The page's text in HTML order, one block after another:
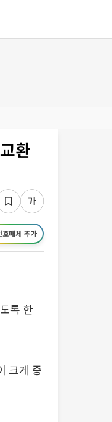
환
호매체 추가
록 한
크게 증